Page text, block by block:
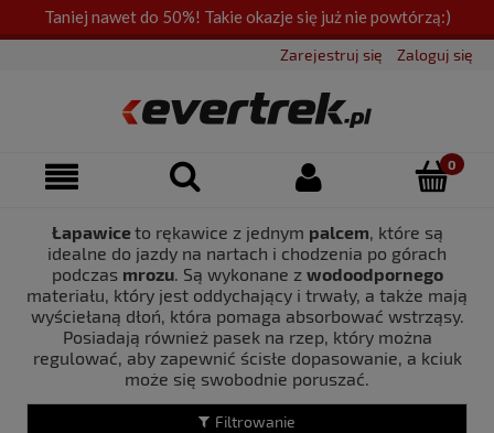
Taniej nawet do 50%! Takie okazje się już nie powtórzą:)
Zarejestruj się Zaloguj się
Filtrowanie
Łapawiceto rękawice z jednym palcem, które są
idealne do jazdy na nartach i chodzenia po górach
podczas mrozu. Są wykonane z wodoodpornego
materiału, który jest oddychający i trwały, a także mają
wyściełaną dłoń, która pomaga absorbować wstrząsy.
Posiadają również pasek na rzep, który można
regulować, aby zapewnić ścisłe dopasowanie, a kciuk
może się swobodnie poruszać.